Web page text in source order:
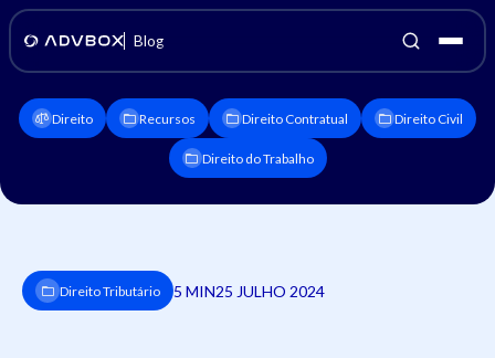
Blog
Direito Recursos Direito Contratual Direito Civil
Direito do Trabalho
Direito Tributário 5 MIN25 JULHO 2024